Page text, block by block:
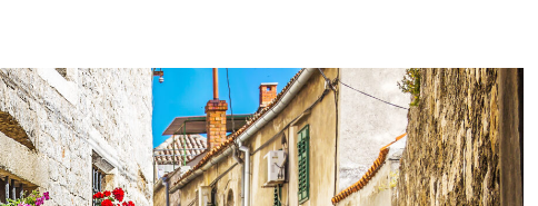
Praha
Budapest
Viro
Hiidenmaa
Keila